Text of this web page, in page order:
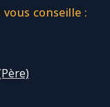
conseille :